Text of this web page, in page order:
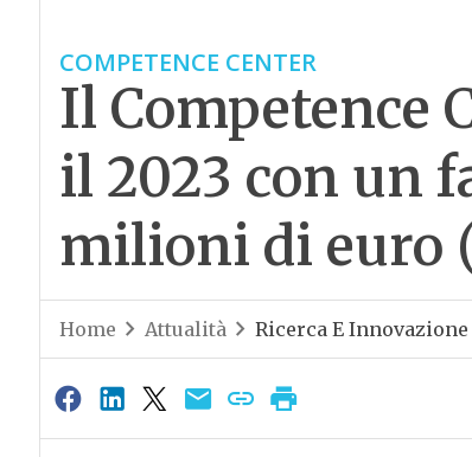
COMPETENCE CENTER
Il Competence
il 2023 con un
milioni di euro
Home Attualità Ricerca E Innovazione